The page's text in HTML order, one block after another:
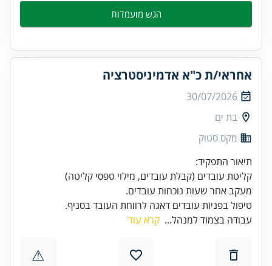
הגש מועמדות
אחראי/ת כ"א אדמיניסטרציה
30/07/2026
בת ים
מקס סטוק
טיפול בפניות עובדים דאגה לרווחת העובד בסניף.
עבודה בצמוד למנהל... קרא עוד
⚠